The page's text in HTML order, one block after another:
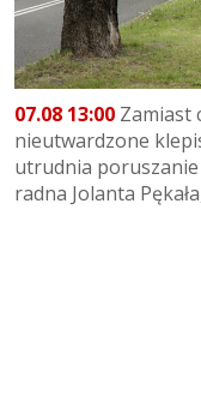
07.08 13:00 Zamiast
nieutwardzone
utrudnia poruszanie
radna Jolanta